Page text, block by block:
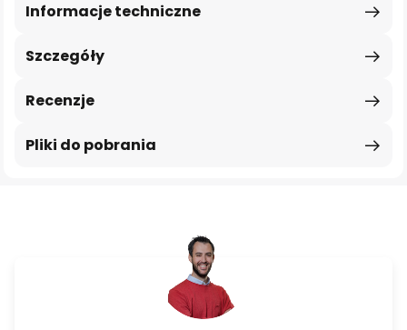
Szczegóły
Informacje techniczne
Recenzje
Pliki do pobrania